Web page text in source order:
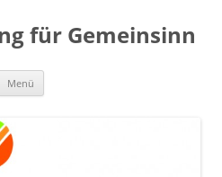
für Gemeinsinn
Menü